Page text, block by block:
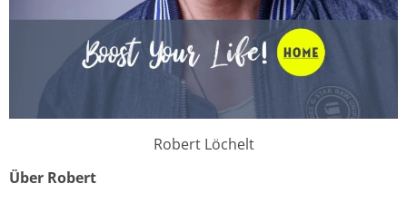
Robert Löchelt
Über Robert